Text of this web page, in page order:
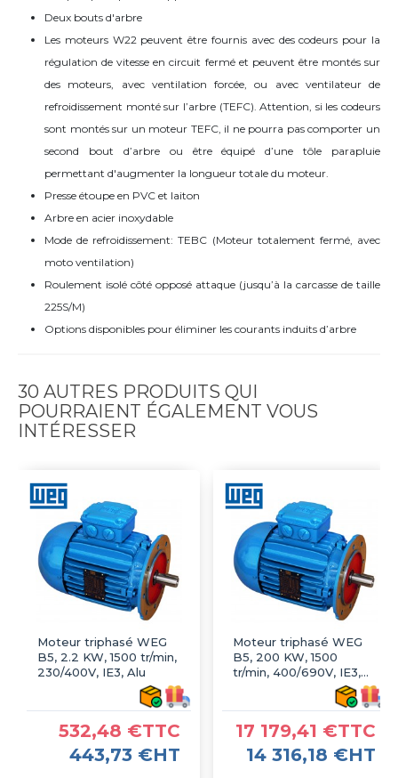
Deux bouts d'arbre
Les moteurs W22 peuvent être fournis avec des codeurs pour la
régulation de vitesse en circuit fermé et peuvent être montés sur
des moteurs, avec ventilation forcée, ou avec ventilateur de
refroidissement monté sur l’arbre (TEFC). Attention, si les codeurs
sont montés sur un moteur TEFC, il ne pourra pas comporter un
second bout d’arbre ou être équipé d’une tôle parapluie
permettant d'augmenter la longueur totale du moteur.
Presse étoupe en PVC et laiton
Arbre en acier inoxydable
Mode de refroidissement: TEBC (Moteur totalement fermé, avec
moto ventilation)
Roulement isolé côté opposé attaque (jusqu’à la carcasse de taille
225S/M)
Options disponibles pour éliminer les courants induits d’arbre
30 AUTRES PRODUITS QUI
POURRAIENT ÉGALEMENT VOUS
INTÉRESSER
Moteur triphasé WEG
B5, 2.2 KW, 1500 tr/min,
230/400V, IE3, Alu
532,48 €TTC
443,73 €HT
Moteur triphasé WEG
B5, 200 KW, 1500
tr/min, 400/690V, IE3,
17 179,41 €TTC
14 316,18 €HT